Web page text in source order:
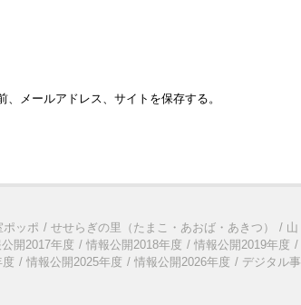
メールアドレス、サイトを保存する。
ポッポ せせらぎの里（たまこ・あおば・あきつ）
山
開2017年度 情報公開2018年度
情報公開2019年度
情報公開2025年度 情報公開2026年度
デジタル事